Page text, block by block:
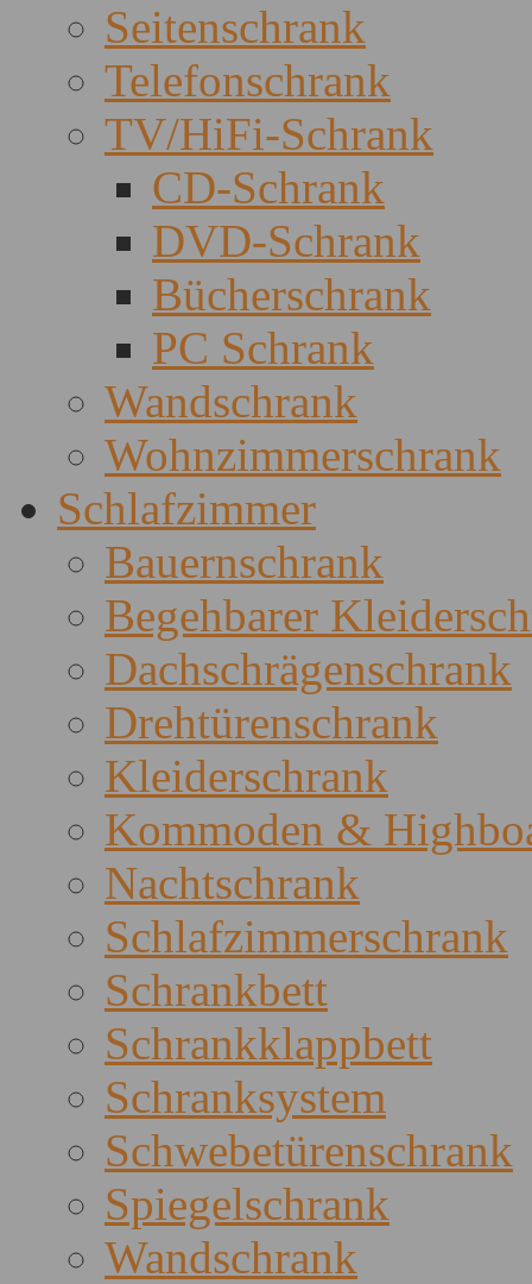
Seitenschrank
Telefonschrank
TV/HiFi-Schrank
CD-Schrank
DVD-Schrank
Bücherschrank
PC Schrank
Wandschrank
Wohnzimmerschrank
Schlafzimmer
Bauernschrank
Begehbarer
Dachschrägenschrank
Drehtürenschrank
Kleiderschrank
Kommoden &
Nachtschrank
Schlafzimmerschrank
Schrankbett
Schrankklappbett
Schranksystem
Schwebetürenschrank
Spiegelschrank
Wandschrank